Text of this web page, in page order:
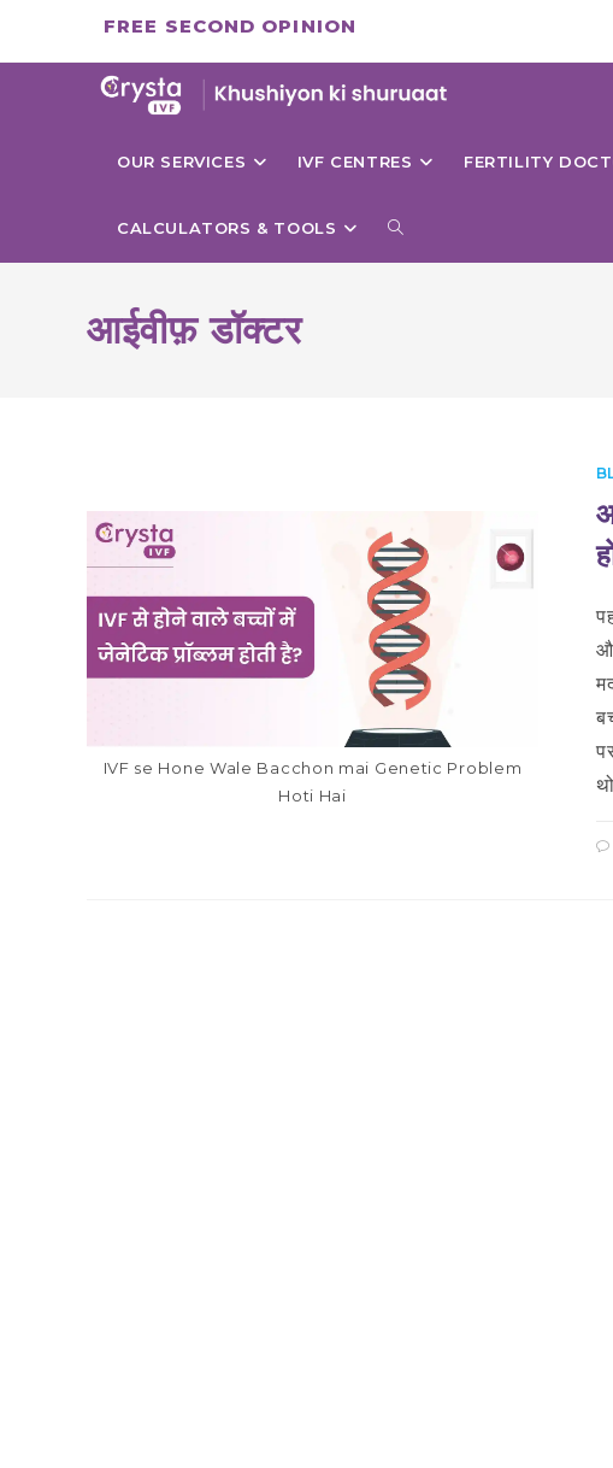
FREE SECOND OPINION
OUR SERVICES IVF CENTRES FERTILITY
CALCULATORS & TOOLS TOGGLE
आईवीफ़ डॉक्टर
IVF se Hone Wale Bacchon mai Genetic Problem
Hoti Hai